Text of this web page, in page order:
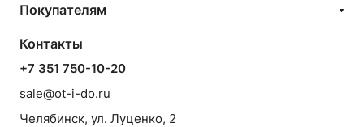
Покупателям
Контакты
+7 351 750-10-20
sale@ot-i-do.ru
Челябинск, ул. Луценко, 2